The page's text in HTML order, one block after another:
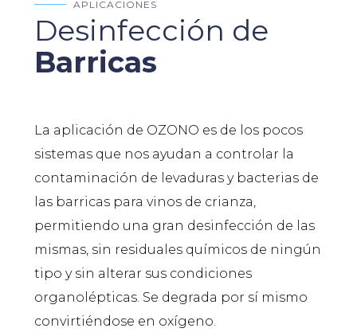
APLICACIONES
Desinfección de
Barricas
La aplicación de OZONO es de los pocos
sistemas que nos ayudan a controlar la
contaminación de levaduras y bacterias de
las barricas para vinos de crianza,
permitiendo una gran desinfección de las
mismas, sin residuales químicos de ningún
tipo y sin alterar sus condiciones
organolépticas. Se degrada por sí mismo
convirtiéndose en oxígeno.